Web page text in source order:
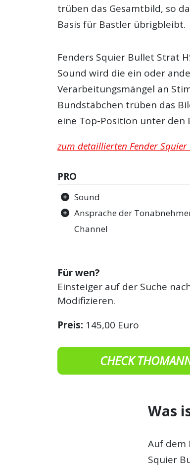
trüben das Gesamtbild, so
Basis für Bastler übrigbleibt.
Fenders Squier Bullet Strat
Sound wird die ein oder
Verarbeitungsmängel an
Bundstäbchen trüben das
eine Top-Position unter
zum detaillierten Fender Squier
PRO
Sound
Ansprache der
Channel
Für wen?
Einsteiger auf der Suche
Modifizieren.
Preis: 145,00 Euro
CHECK
Was
Auf dem
Squier